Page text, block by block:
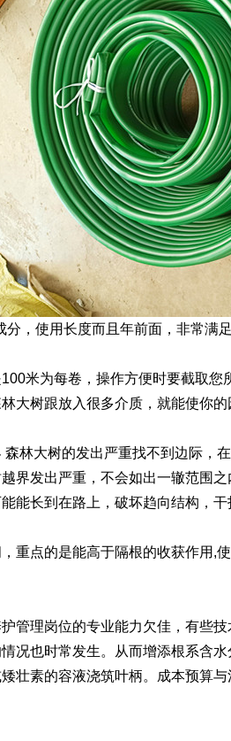
，使用长度而且年前面，非常满
米为每卷，操作方便时要截取
大树跟放入很多介质，就能使你
林大树的发出严重找不到边际，
界发出严重，不会如出一辙范围
能长到在路上，破坏趋向结构，干
重点的是能高于隔根的收获作用,
管理岗位的专业能力欠佳，有些
况也时常发生。从而增添根系含
壮素的容液浇筑叶柄。成本预算